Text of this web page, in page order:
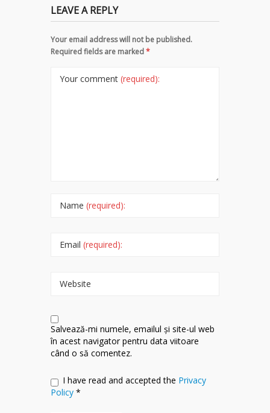
LEAVE A REPLY
Your email address will not be published.
Required fields are marked*
Your comment (required):
Name (required):
Email (required):
Website
Salvează-mi numele, emailul și site-ul web
în acest navigator pentru data viitoare
când o să comentez.
I have read and accepted the Privacy
Policy *